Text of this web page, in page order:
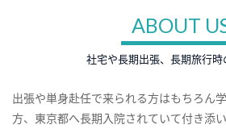
ABOUT
社宅や長期出張、長期旅行時
出張や単身赴任で来られる方はもちろん
方、東京都へ長期入院されていて付き添